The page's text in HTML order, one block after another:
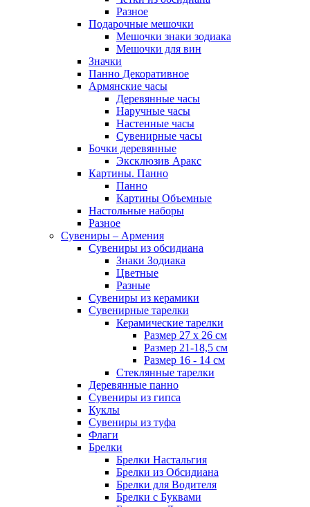
Разное
Подарочные мешочки
Мешочки знаки зодиака
Мешочки для вин
Значки
Панно Декоративное
Армянские часы
Деревянные часы
Наручные часы
Настенные часы
Сувенирные часы
Бочки деревянные
Эксклюзив Аракс
Картины. Панно
Панно
Картины Объемные
Настольные наборы
Разное
Сувениры – Армения
Сувениры из обсидиана
Знаки Зодиака
Цветные
Разные
Сувениры из керамики
Сувенирные тарелки
Керамические тарелки
Размер 27 х 26 см
Размер 21-18,5 см
Размер 16 - 14 см
Стеклянные тарелки
Деревянные панно
Сувениры из гипса
Куклы
Сувениры из туфа
Флаги
Брелки
Брелки Настальгия
Брелки из Обсидиана
Брелки для Водителя
Брелки с Буквами